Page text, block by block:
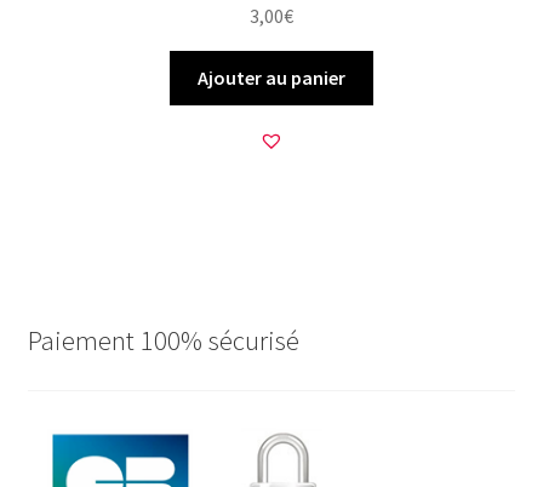
3,00€
Ajouter au panier
Paiement 100% sécurisé